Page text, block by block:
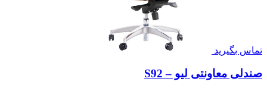
تماس بگیرید
صندلی معاونتی لیو – S92